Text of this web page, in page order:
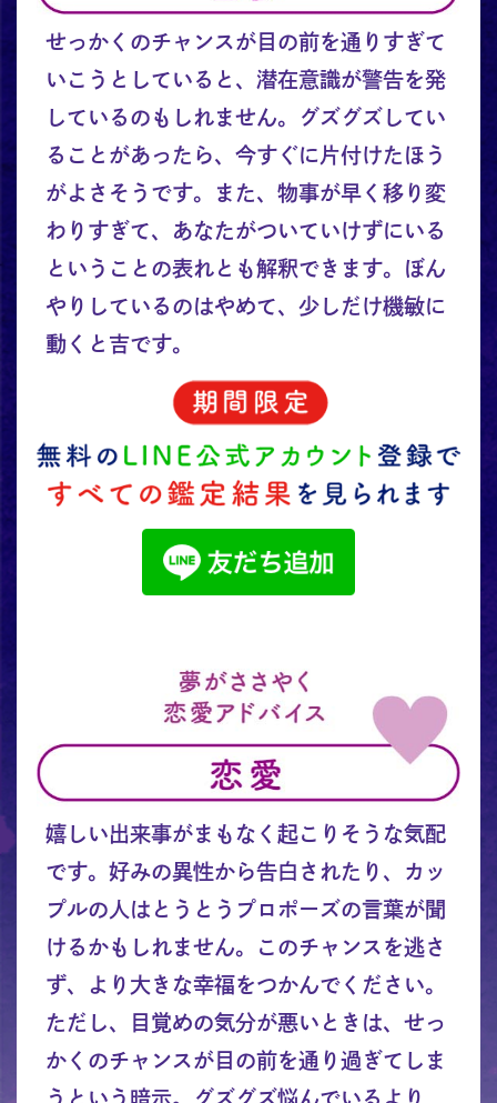
せっかくのチャンスが目の前を通りすぎて
いこうとしていると、潜在意識が警告を発
しているのもしれません。グズグズしてい
ることがあったら、今すぐに片付けたほう
がよさそうです。また、物事が早く移り変
わりすぎて、あなたがついていけずにいる
ということの表れとも解釈できます。ぼん
やりしているのはやめて、少しだけ機敏に
動くと吉です。
嬉しい出来事がまもなく起こりそうな気配
です。好みの異性から告白されたり、カッ
プルの人はとうとうプロポーズの言葉が聞
けるかもしれません。このチャンスを逃さ
ず、より大きな幸福をつかんでください。
ただし、目覚めの気分が悪いときは、せっ
かくのチャンスが目の前を通り過ぎてしま
うという暗示。グズグズ悩んでいるより